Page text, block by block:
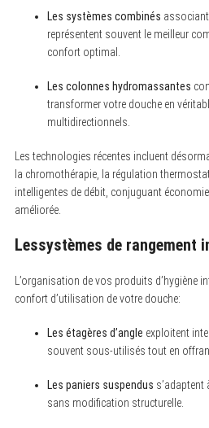
Les systèmes combinés
représentent souvent le meilleur
confort optimal.
Les colonnes hydromassantes
transformer votre douche en
multidirectionnels.
Les technologies récentes incluent
la chromothérapie, la régulation
intelligentes de débit, conjuguant
améliorée.
Lessystèmes de rangement
L’organisation de vos produits d’hygiène
confort d’utilisation de votre douche:
Les étagères d’angle exploitent
souvent sous-utilisés tout en
Les paniers suspendus s’adaptent
sans modification structurelle.